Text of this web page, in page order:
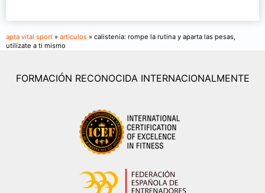
apta vital sport » articulos » calistenia: rompe la rutina y aparta las pesas,
utilízate a ti mismo
FORMACIÓN RECONOCIDA INTERNACIONALMENTE